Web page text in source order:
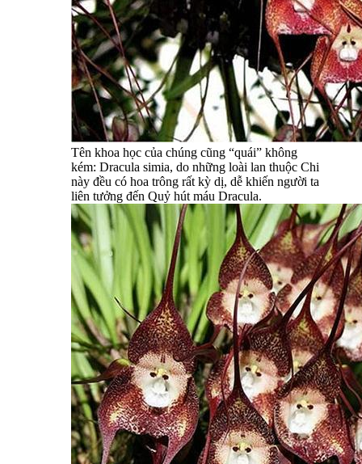
Tên khoa học của chúng cũng “quái” không
kém: Dracula simia, do những loài lan thuộc Chi
này đều có hoa trông rất kỳ dị, dễ khiến người ta
liên tưởng đến Quỷ hút máu Dracula.